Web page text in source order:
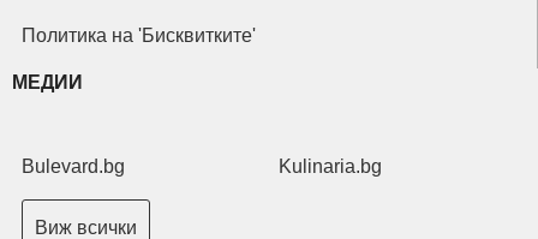
Политика на 'Бисквитките'
МЕДИИ
Bulevard.bg Kulinaria.bg
Виж всички